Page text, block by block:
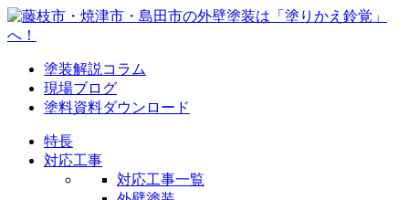
塗装解説コラム
現場ブログ
塗料資料ダウンロード
特長
対応工事
対応工事一覧